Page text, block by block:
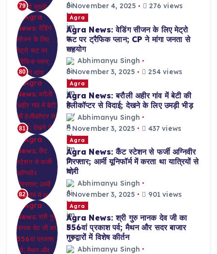
79
November 4, 2025
276 views
80
Agra
Agra News: वेडिंग सीजन के लिए मेट्रो
रूट पर ट्रैफिक प्लान; CP ने मांगा जनता से
सहयोग
Abhimanyu Singh
November 3, 2025
254 views
81
Agra
Agra News: बरौली अहीर गांव में बेटी की
हेलीकॉप्टर से विदाई; देखने के लिए उमड़ी भीड़
Abhimanyu Singh
November 3, 2025
437 views
82
Agra
Agra News: कैंट स्टेशन से फर्जी अग्निवीर
गिरफ्तार; आर्मी यूनिफॉर्म में करता था यात्रियों से
चोरी
Abhimanyu Singh
November 3, 2025
901 views
Agra
Agra News: श्री गुरु नानक देव जी का
556वां प्रकाश पर्व; मैथन और सदर बाजार
गुरुद्वारों में विशेष कीर्तन
Abhimanyu Singh